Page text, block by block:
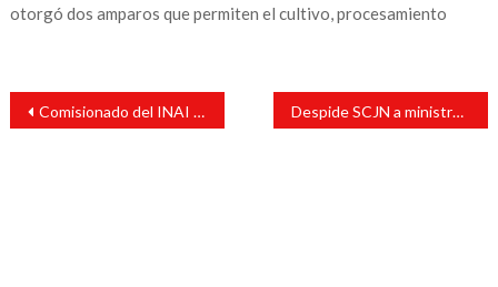
otorgó dos amparos que permiten el cultivo, procesamiento
Navegación
entradas
Comisionado del INAI se arrojó de manera voluntaria, concluye Procuraduría Despide SCJN a ministro Cossío; advierte riesgo en la democracia y autoritarismo